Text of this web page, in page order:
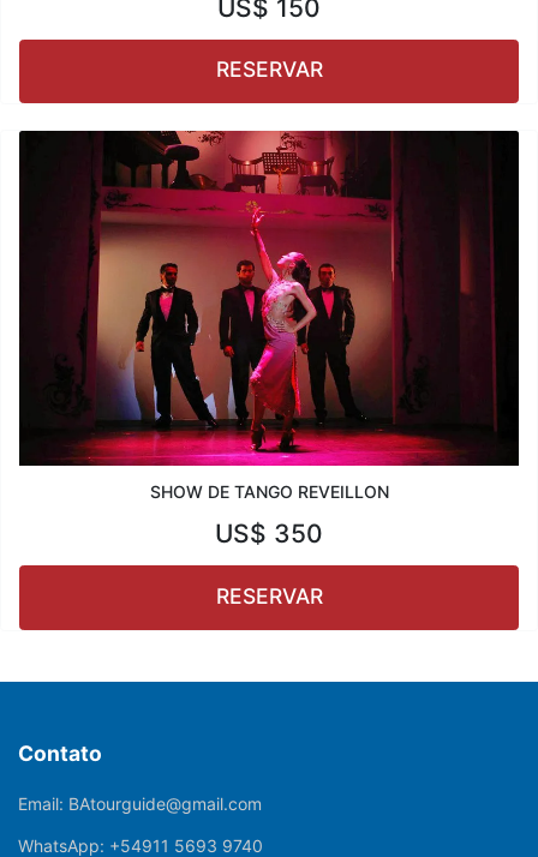
US$ 150
RESERVAR
SHOW DE TANGO REVEILLON
US$ 350
RESERVAR
Contato
Email: BAtourguide@gmail.com
WhatsApp: +54911 5693 9740